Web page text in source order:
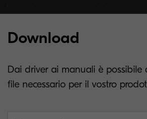
Download
Dai driver ai manuali è possibile
file necessario per il vostro